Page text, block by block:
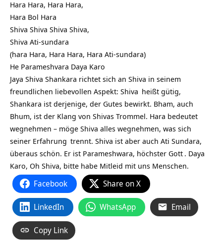
Hara Hara, Hara Hara,
Hara Bol Hara
Shiva Shiva Shiva Shiva,
Shiva Ati-sundara
(hara Hara, Hara Hara, Hara Ati-sundara)
He Parameshvara Daya Karo
Jaya Shiva Shankara richtet sich an Shiva in seinem
freundlichen liebevollen Aspekt: Shiva heißt gütig,
Shankara ist derjenige, der Gutes bewirkt. Bham, auch
Bhum, ist der Klang von Shivas Trommel. Hara bedeutet
wegnehmen – möge Shiva alles wegnehmen, was sich
seiner Erfahrung trennt. Shiva ist aber auch Ati Sundara,
überaus schön. Er ist Parameshwara, höchster Gott . Daya
Karo, Oh Shiva, bitte habe Mitleid mit uns Menschen.
Facebook Share on X
LinkedIn WhatsApp Email
Copy Link